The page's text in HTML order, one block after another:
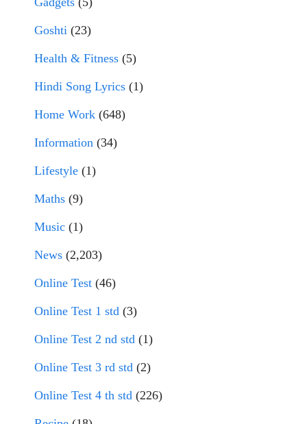
Goshti (23)
Health & Fitness (5)
Hindi Song Lyrics (1)
Home Work (648)
Information (34)
Lifestyle (1)
Maths (9)
Music (1)
News (2,203)
Online Test (46)
Online Test 1 std (3)
Online Test 2 nd std (1)
Online Test 3 rd std (2)
Online Test 4 th std (226)